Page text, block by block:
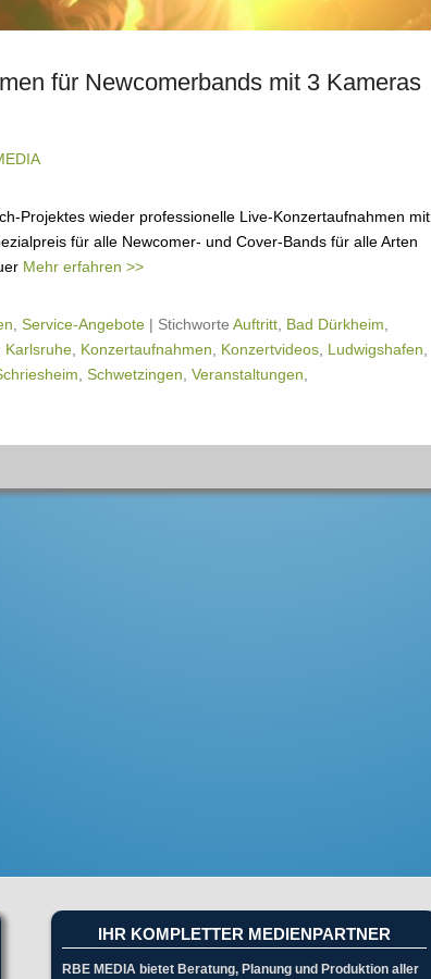
für Newcomerbands mit 3 Kameras
Projektes wieder professionelle Live-Konzertaufnahmen mit
für alle Newcomer- und Cover-Bands für alle Arten
Mehr erfahren >>
Service-Angebote | Stichworte Auftritt Bad Dürkheim
Karlsruhe Konzertaufnahmen Konzertvideos Ludwigshafen
Schwetzingen Veranstaltungen
IHR KOMPLETTER MEDIENPARTNER
RBE MEDIA bietet Beratung, Planung und Produktion aller